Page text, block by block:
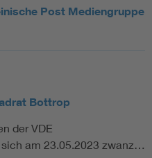
Post Mediengruppe
Bottrop
der VDE
am 23.05.2023 zwanz…